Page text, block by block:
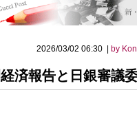
2026/03/02 06:30 | by
済報告と日銀審議